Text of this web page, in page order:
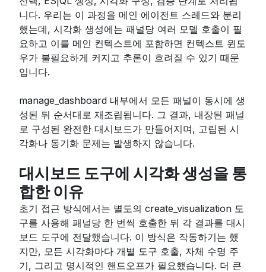
니다. 우리는 이 과정을 메인 에이전트 스레드와 분리
했는데, 시각화 생성에는 패널당 여러 모델 호출이 필
요하고 이를 메인 컨텍스트에 포함하면 컨텍스트 윈도
우가 불필요하게 커지고 추론이 흐려질 수 있기 때문
입니다.
manage_dashboard 내부에서 모든 패널이 동시에 생
성된 뒤 순서대로 재조립됩니다. 그 결과, 내장된 패널
로 구성된 완전한 대시보드가 만들어지며, 고립된 시
각화나 동기화 문제는 발생하지 않습니다.
대시보드 도구에 시각화 생성을 통
합한 이유
초기 접근 방식에서는 별도의 create_visualization 도
구를 사용해 패널당 한 번씩 호출한 뒤 각 결과를 대시
보드 도구에 전달했습니다. 이 방식은 작동하기는 했
지만, 모든 시각화마다 개별 도구 호출, 자체 수명 주
기, 그리고 명시적인 핸드오프가 필요했습니다. 더 큰